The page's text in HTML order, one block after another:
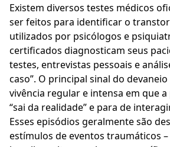
Existem diversos testes médicos
ser feitos para identificar o
utilizados por psicólogos e
certificados diagnosticam seus
testes, entrevistas pessoais e
caso”. O principal sinal do
vivência regular e intensa em que
“sai da realidade” e para de
Esses episódios geralmente são
estímulos de eventos traumáticos